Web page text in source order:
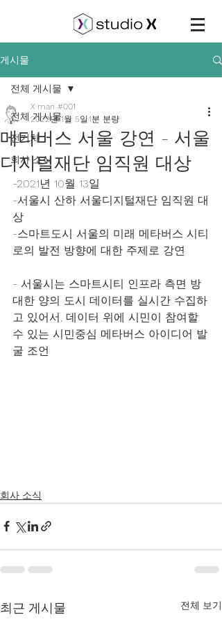
게시물
전체 게시물
전기차
회사 소식
전체 게시물
메타버스 서울 강연 - 서울
디지털재단 임직원 대상
X man #001
2022년 1월 5일 1분 분량
-2021년 10월 13일
-서울시 산하 서울디지털재단 임직원 대
상
-스마트도시 서울의 미래 메타버스 시티
로의 발전 방향에 대한 주제로 강연
- 서울시는 스마트시티 인프라 측면 방
대한 양의 도시 데이터를 실시간 수집하
고 있어서, 데이터 위에 시민이 참여할
수 있는 시민중심 메타버스 아이디어 발
굴 조언
회사 소식
최근 게시물 전체 보기